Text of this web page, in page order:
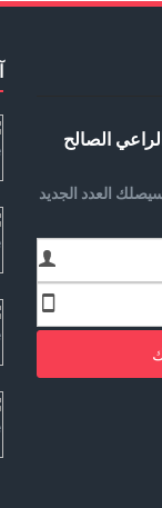
الصالح
العدد الجديد